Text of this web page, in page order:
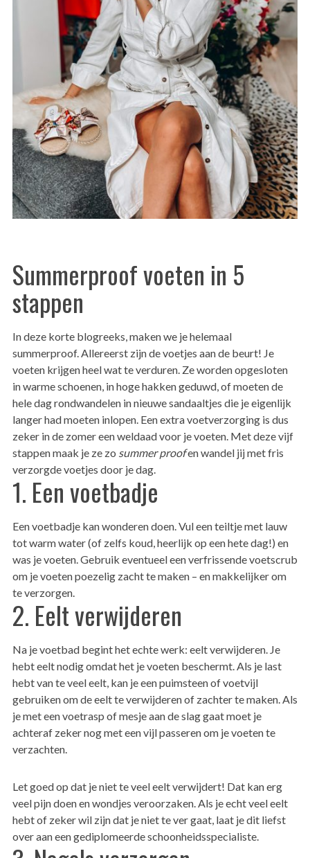
Summerproof voeten in 5
stappen
In deze korte blogreeks, maken we je helemaal
summerproof. Allereerst zijn de voetjes aan de beurt! Je
voeten krijgen heel wat te verduren. Ze worden opgesloten
in warme schoenen, in hoge hakken geduwd, of moeten de
hele dag rondwandelen in nieuwe sandaaltjes die je eigenlijk
langer had moeten inlopen. Een extra voetverzorging is dus
zeker in de zomer een weldaad voor je voeten. Met deze vijf
stappen maak je ze zo summer proofen wandel jij met fris
verzorgde voetjes door je dag.
1. Een voetbadje
Een voetbadje kan wonderen doen. Vul een teiltje met lauw
tot warm water (of zelfs koud, heerlijk op een hete dag!) en
was je voeten. Gebruik eventueel een verfrissende voetscrub
om je voeten poezelig zacht te maken – en makkelijker om
te verzorgen.
2. Eelt verwijderen
Na je voetbad begint het echte werk: eelt verwijderen. Je
hebt eelt nodig omdat het je voeten beschermt. Als je last
hebt van te veel eelt, kan je een puimsteen of voetvijl
gebruiken om de eelt te verwijderen of zachter te maken. Als
je met een voetrasp of mesje aan de slag gaat moet je
achteraf zeker nog met een vijl passeren om je voeten te
verzachten.
Let goed op dat je niet te veel eelt verwijdert! Dat kan erg
veel pijn doen en wondjes veroorzaken. Als je echt veel eelt
hebt of zeker wil zijn dat je niet te ver gaat, laat je dit liefst
over aan een gediplomeerde schoonheidsspecialiste.